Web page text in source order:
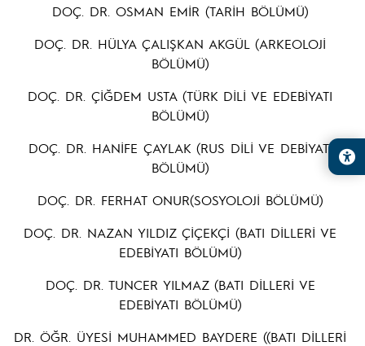
DOÇ. DR. OSMAN EMİR (TARİH BÖLÜMÜ)
DOÇ. DR. HÜLYA ÇALIŞKAN AKGÜL (ARKEOLOJİ
BÖLÜMÜ)
DOÇ. DR. ÇİĞDEM USTA (TÜRK DİLİ VE EDEBİYATI
BÖLÜMÜ)
DOÇ. DR. HANİFE ÇAYLAK (RUS DİLİ VE DEBİYATI
BÖLÜMÜ)
DOÇ. DR. FERHAT ONUR(SOSYOLOJİ BÖLÜMÜ)
DOÇ. DR. NAZAN YILDIZ ÇİÇEKÇİ (BATI DİLLERİ VE
EDEBİYATI BÖLÜMÜ)
DOÇ. DR. TUNCER YILMAZ (BATI DİLLERİ VE
EDEBİYATI BÖLÜMÜ)
DR. ÖĞR. ÜYESİ MUHAMMED BAYDERE ((BATI DİLLERİ